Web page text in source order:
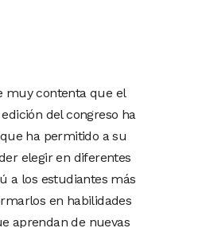
muy contenta que el
del congreso ha
ha permitido a su
elegir en diferentes
a los estudiantes más
en habilidades
aprendan de nuevas